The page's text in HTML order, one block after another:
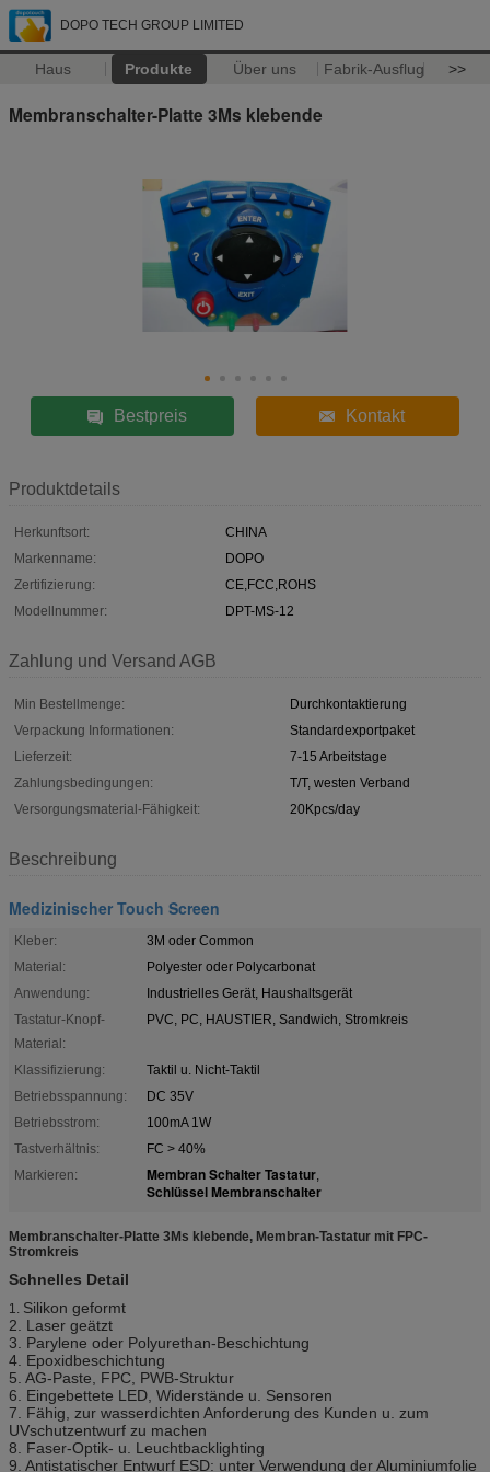
DOPO TECH GROUP LIMITED
Haus Produkte Über uns Fabrik-Ausflug >>
Membranschalter-Platte 3Ms klebende
Bestpreis Kontakt
Produktdetails
Herkunftsort:
CHINA
Markenname:
DOPO
Zertifizierung:
CE,FCC,ROHS
Modellnummer:
DPT-MS-12
Zahlung und Versand AGB
Min Bestellmenge:
Durchkontaktierung
Verpackung Informationen:
Standardexportpaket
Lieferzeit:
7-15 Arbeitstage
Zahlungsbedingungen:
T/T, westen Verband
Versorgungsmaterial-Fähigkeit:
20Kpcs/day
Beschreibung
Medizinischer Touch Screen
Kleber:
3M oder Common
Material:
Polyester oder Polycarbonat
Anwendung:
Industrielles Gerät, Haushaltsgerät
Tastatur-Knopf-
Material:
PVC, PC, HAUSTIER, Sandwich, Stromkreis
Klassifizierung:
Taktil u. Nicht-Taktil
Betriebsspannung:
DC 35V
Betriebsstrom:
100mA 1W
Tastverhältnis:
FC > 40%
Markieren:
Membran Schalter Tastatur,
Schlüssel Membranschalter
Membranschalter-Platte 3Ms klebende, Membran-Tastatur mit FPC-
Stromkreis
Schnelles Detail
1. Silikon geformt
2. Laser geätzt
3. Parylene oder Polyurethan-Beschichtung
4. Epoxidbeschichtung
5. AG-Paste, FPC, PWB-Struktur
6. Eingebettete LED, Widerstände u. Sensoren
7. Fähig, zur wasserdichten Anforderung des Kunden u. zum
UVschutzentwurf zu machen
8. Faser-Optik- u. Leuchtbacklighting
9. Antistatischer Entwurf ESD: unter Verwendung der Aluminiumfolie